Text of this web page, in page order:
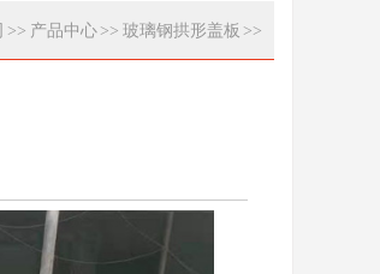
>> 产品中心>> 玻璃钢拱形盖板 >>